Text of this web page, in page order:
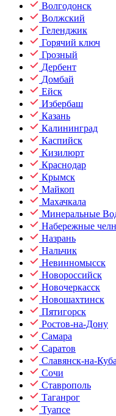
Волгодонск
Волжский
Геленджик
Горячий ключ
Грозный
Дербент
Домбай
Ейск
Избербаш
Казань
Калининград
Каспийск
Кизилюрт
Краснодар
Крымск
Майкоп
Махачкала
Минеральные
Набережные
Назрань
Нальчик
Невинномысск
Новороссийск
Новочеркасск
Новошахтинск
Пятигорск
Ростов-на-Дону
Самара
Саратов
Славянск-на-
Сочи
Ставрополь
Таганрог
Туапсе